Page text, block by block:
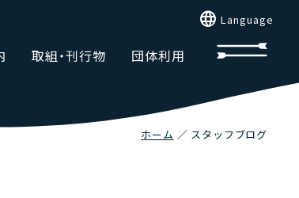
取組・刊行物 団体利用
language Language
ホーム スタッフブログ